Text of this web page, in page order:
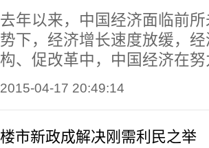
去年以来，中国经济面临前
势下，经济增长速度放缓，
构、促改革中，中国经济在
2015-04-17 20:49:14
楼市新政成解决刚需利民之举